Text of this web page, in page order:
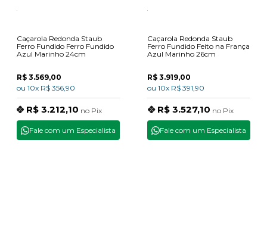
Caçarola Redonda Staub
Ferro Fundido Ferro Fundido
Azul Marinho 24cm
R$ 3.569,00
ou 10x R$ 356,90
R$ 3.212,10 no Pix
Fale com um Especialista
Caçarola Redonda Staub
Ferro Fundido Feito na França
Azul Marinho 26cm
R$ 3.919,00
ou 10x R$ 391,90
R$ 3.527,10 no Pix
Fale com um Especialista